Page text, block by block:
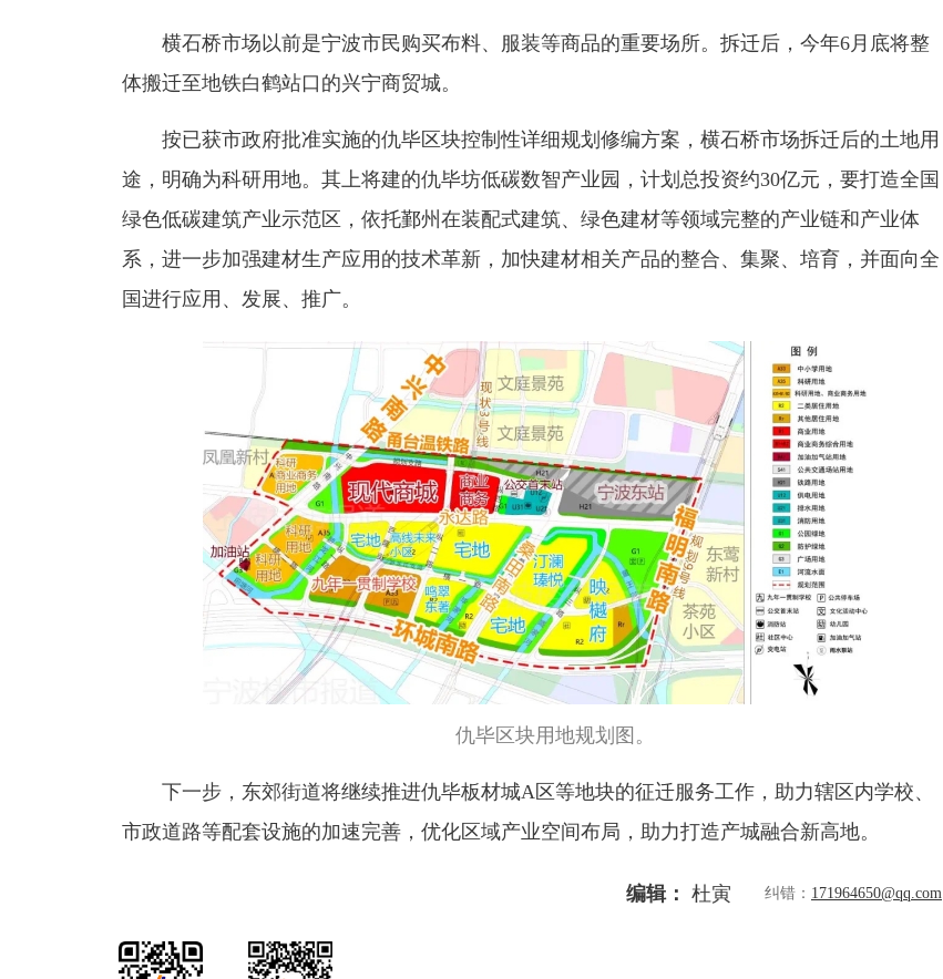
横石桥市场以前是宁波市民购买布料、服装等商品的重要场所。拆迁后，今年6月底将整
体搬迁至地铁白鹤站口的兴宁商贸城。
按已获市政府批准实施的仇毕区块控制性详细规划修编方案，横石桥市场拆迁后的土地用
途，明确为科研用地。其上将建的仇毕坊低碳数智产业园，计划总投资约30亿元，要打造全国
绿色低碳建筑产业示范区，依托鄞州在装配式建筑、绿色建材等领域完整的产业链和产业体
系，进一步加强建材生产应用的技术革新，加快建材相关产品的整合、集聚、培育，并面向全
国进行应用、发展、推广。
仇毕区块用地规划图。
下一步，东郊街道将继续推进仇毕板材城A区等地块的征迁服务工作，助力辖区内学校、
市政道路等配套设施的加速完善，优化区域产业空间布局，助力打造产城融合新高地。
编辑： 杜寅 纠错： 171964650@qq.com